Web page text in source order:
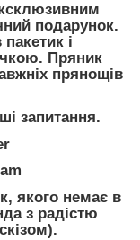
подарунок.
і
Пряник
прянощів
запитання.
якого немає в
з радістю